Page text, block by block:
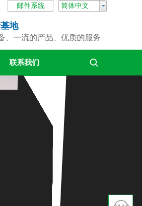
简体中文
邮件系统
地
、一流的产品、优质的服务
联系我们